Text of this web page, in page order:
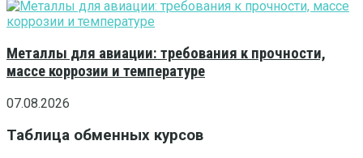
Металлы для авиации: требования к прочности,
массе коррозии и температуре
07.08.2026
Таблица обменных курсов